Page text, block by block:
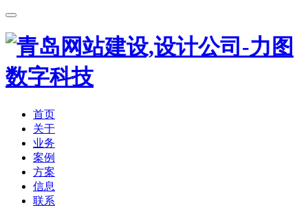
首页
关于
业务
案例
方案
信息
联系